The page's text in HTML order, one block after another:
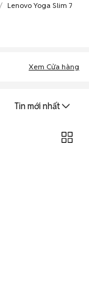
Lenovo Yoga Slim 7
Xem Cửa hàng
Tin mới nhất